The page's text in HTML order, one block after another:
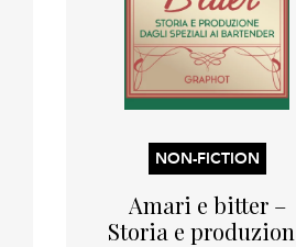
NON-FICTION
Amari e bitter –
Storia e